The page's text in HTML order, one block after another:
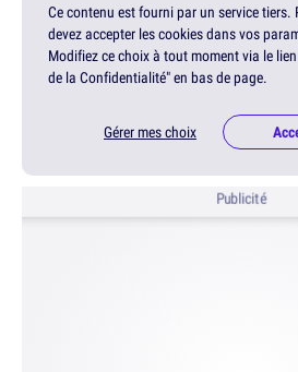
Ce contenu est fourni par un service tiers.
devez accepter les cookies dans vos
Modifiez ce choix à tout moment via le
de la Confidentialité" en bas de page.
Gérer mes choix
Publicité